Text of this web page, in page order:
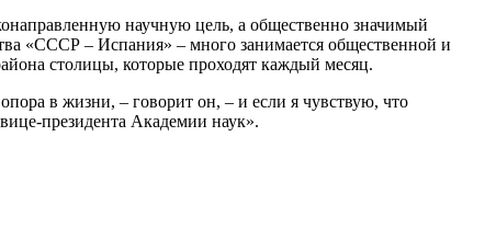
научную цель, а общественно значимый
«СССР – Испания» – много занимается общественной и
столицы, которые проходят каждый месяц.
в жизни, – говорит он, – и если я чувствую, что
президента Академии наук».